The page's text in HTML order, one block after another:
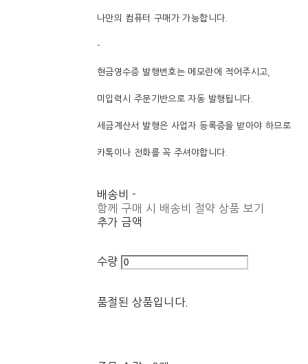
나만의 컴퓨터 구매가 가능합니다.
-
현금영수증 발행번호는 메모란에 적어주시고,
미입력시 주문기반으로 자동 발행됩니다.
세금계산서 발행은 사업자 등록증을 받아야 하므로
카톡이나 전화를 꼭 주셔야합니다.
배송비 -
함께 구매 시 배송비 절약 상품 보기
추가 금액
수량
품절된 상품입니다.